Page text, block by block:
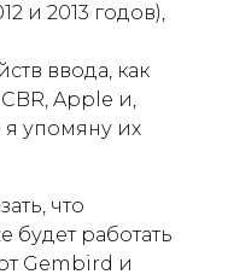
и 2013 годов),
ввода, как
Apple и,
я упомяну их
что
будет работать
Gembird и